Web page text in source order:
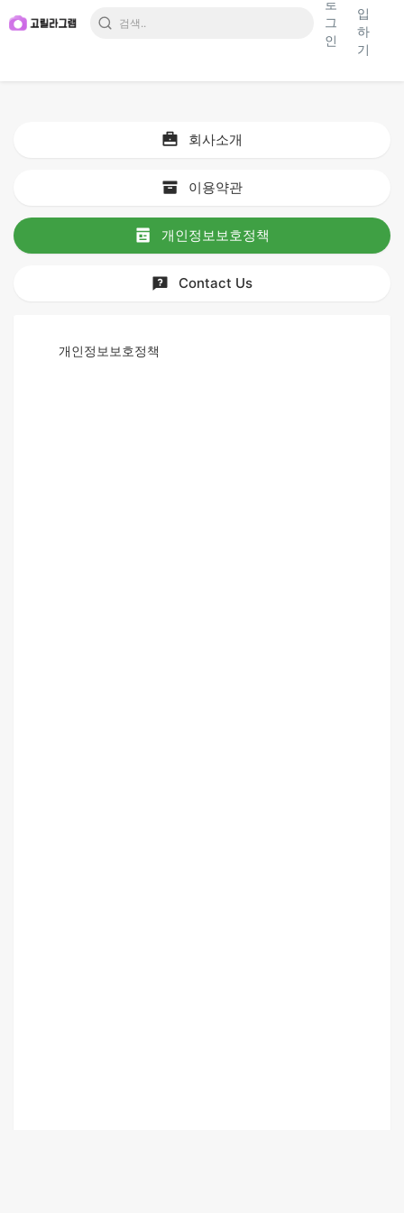
로
그
인
입
하
기
회사소개
이용약관
개인정보보호정책
Contact Us
개인정보보호정책